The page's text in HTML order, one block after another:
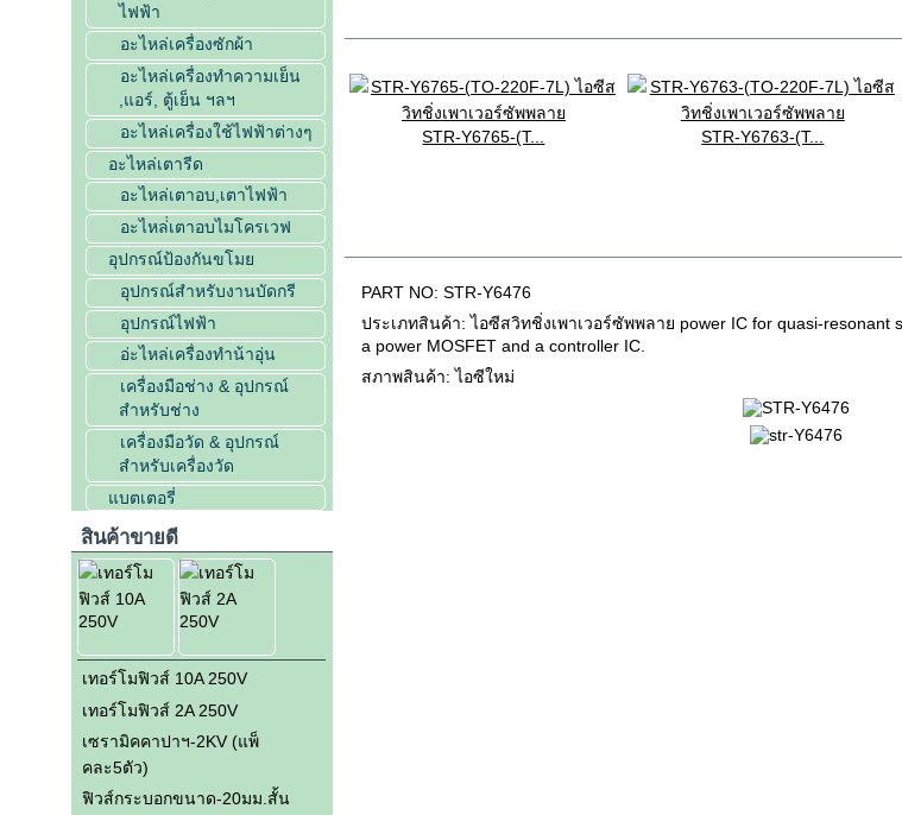
ไฟฟ้า
อะไหล่เครื่องซักผ้า
อะไหล่เครื่องทำความเย็น
,แอร์, ตู้เย็น ฯลฯ
อะไหล่เครื่องใช้ไฟฟ้าต่างๆ
อะไหล่เตารีด
อะไหล่เตาอบ,เตาไฟฟ้า
อะไหล่่เตาอบไมโครเวฟ
อุปกรณ์ป้องกันขโมย
อุปกรณ์สำหรับงานบัดกรี
อุปกรณ์ไฟฟ้า
อ่ะไหล่เครื่องทำน้าอุ่น
เครื่องมือช่าง & อุปกรณ์
สำหรับช่าง
เครื่องมือวัด & อุปกรณ์
สำหรับเครื่องวัด
แบตเตอรี่
สินค้าขายดี
เทอร์โมฟิวส์ 10A 250V
เทอร์โมฟิวส์ 2A 250V
เซรามิคคาปาฯ-2KV (แพ็
คละ5ตัว)
ฟิวส์กระบอกขนาด-20มม.สั้น
STR-Y6765-(T... STR-Y6763-(T...
PART NO: STR-Y6476
ประเภทสินค้า: ไอซีสวิทชิ่งเพาเวอร์ซัพพลาย power IC for quasi-resonant
a power MOSFET and a controller IC.
สภาพสินค้า: ไอซีใหม่